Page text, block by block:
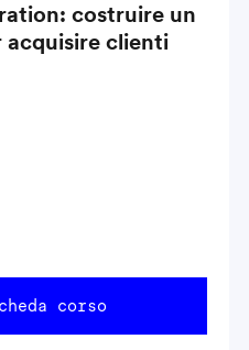
costruire un
acquisire clienti
corso